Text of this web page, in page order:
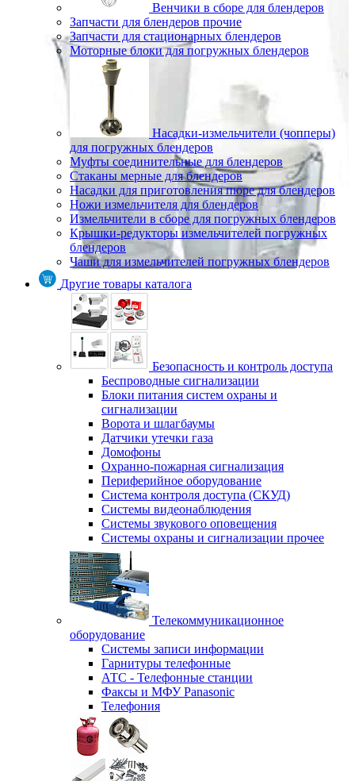
Венчики в сборе для блендеров
Запчасти для блендеров прочие
Запчасти для стационарных блендеров
Моторные блоки для погружных блендеров
Насадки-измельчители (чопперы)
для погружных блендеров
Муфты соединительные для блендеров
Стаканы мерные для блендеров
Насадки для приготовления пюре для блендеров
Ножи измельчителя для блендеров
Измельчители в сборе для погружных блендеров
Крышки-редукторы измельчителей погружных
блендеров
Чаши для измельчителей погружных блендеров
Другие товары каталога
Безопасность и контроль доступа
Беспроводные сигнализации
Блоки питания систем охраны и
сигнализации
Ворота и шлагбаумы
Датчики утечки газа
Домофоны
Охранно-пожарная сигнализация
Периферийное оборудование
Система контроля доступа (СКУД)
Системы видеонаблюдения
Системы звукового оповещения
Системы охраны и сигнализации прочее
Телекоммуникационное
оборудование
Системы записи информации
Гарнитуры телефонные
АТС - Телефонные станции
Факсы и МФУ Panasonic
Телефония